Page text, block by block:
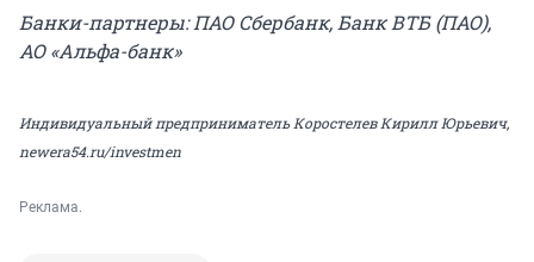
Банки-партнеры: ПАО Сбербанк, Банк ВТБ (ПАО),
АО «Альфа-банк»
Индивидуальный предприниматель Коростелев Кирилл Юрьевич,
newera54.ru/investmen
Реклама.